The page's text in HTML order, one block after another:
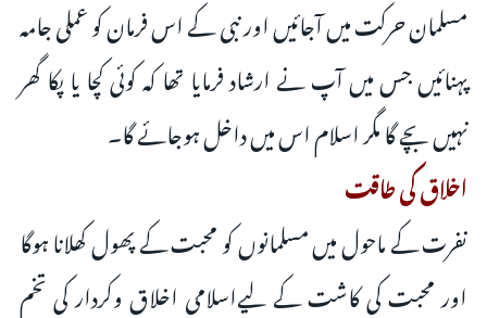
مسلمان حرکت میں آجائیں اور نبی کے اس فرمان کو عملی جامہ
پہنائیں جس میں آپ نے ارشاد فرمایا تھا کہ کوئی کچا یا پکا گھر
نہیں بچے گا مگر اسلام اس میں داخل ہوجائے گا۔
اخلاق کی طاقت
نفرت کے ماحول میں مسلمانوں کو محبت کے پھول کھلانا ہوگا
اور محبت کی کاشت کے لیےاسلامی اخلاق وکردار کی تخم